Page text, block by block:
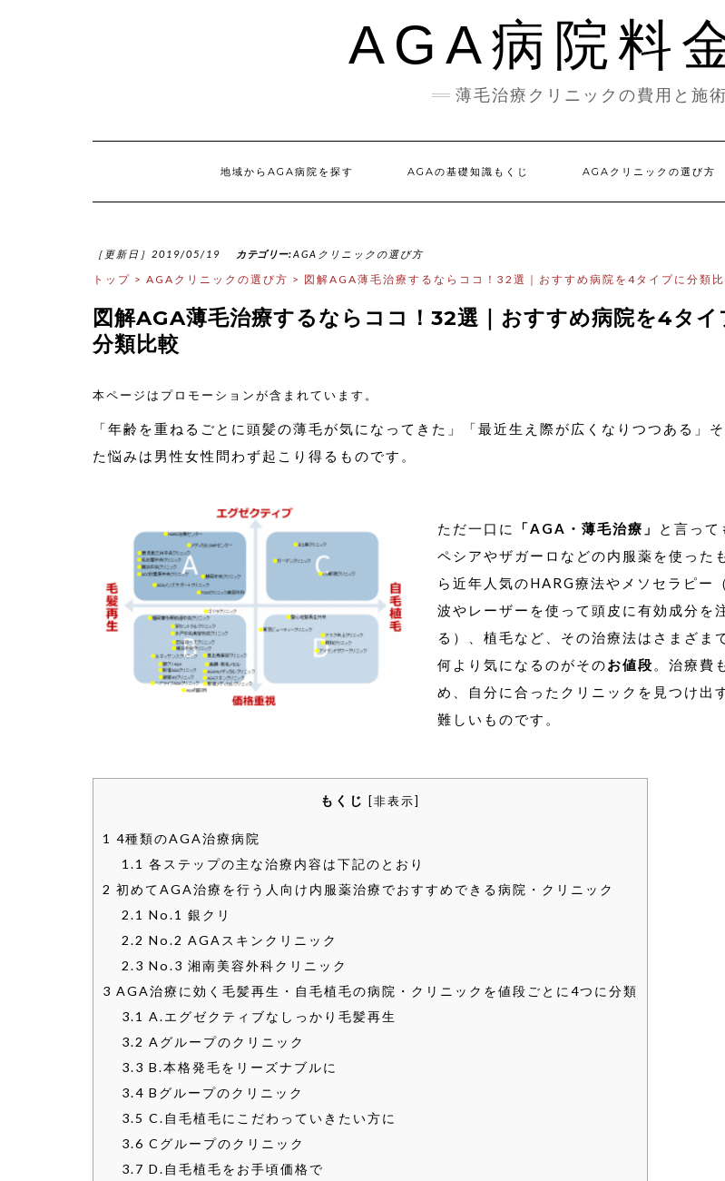
AGA病院料
薄毛治療クリニックの費用と施
地域からAGA病院を探す AGAの基礎知識もくじ AGAクリニックの選び方
［更新日］2019/05/19 カテゴリー:AGAクリニックの選び方
トップ > AGAクリニックの選び方 > 図解AGA薄毛治療するならココ！32選｜おすすめ病院を4タイプに分類比
図解AGA薄毛治療するならココ！32選｜おすすめ病院を4タイ
分類比較
本ページはプロモーションが含まれています。
「年齢を重ねるごとに頭髪の薄毛が気になってきた」「最近生え際が広くなりつつある」
た悩みは男性女性問わず起こり得るものです。
ただ一口に 「AGA・ 薄毛治療」
と言って
ペシアやザガーロなどの内服薬を使った
ら近年人気のHARG療法やメソセラピー
波やレーザーを使って頭皮に有効成分を
る）、植毛など、その治療法はさまざま
何より気になるのがそのお値段 。治療費
め、自分に合ったクリニックを見つけ出
難しいものです。
もくじ [非表示]
1 4種類のAGA治療病院
1.1 各ステップの主な治療内容は下記のとおり
2 初めてAGA治療を行う人向け内服薬治療でおすすめできる病院・クリニック
2.1 No.1 銀クリ
2.2 No.2 AGAスキンクリニック
2.3 No.3 湘南美容外科クリニック
3 AGA治療に効く毛髪再生・自毛植毛の病院・クリニックを値段ごとに4つに分類
3.1 A.エグゼクティブなしっかり毛髪再生
3.2 Aグループのクリニック
3.3 B.本格発毛をリーズナブルに
3.4 Bグループのクリニック
3.5 C.自毛植毛にこだわっていきたい方に
3.6 Cグループのクリニック
3.7 D.自毛植毛をお手頃価格で